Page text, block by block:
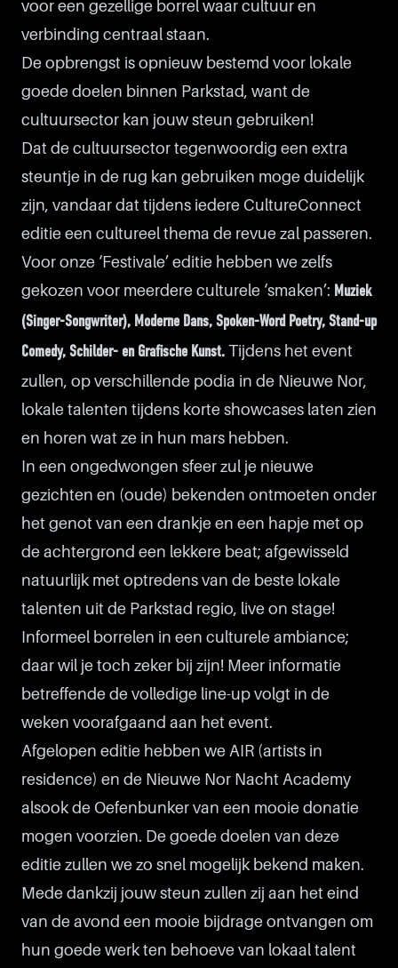
voor een gezellige borrel waar cultuur en
verbinding centraal staan.
De opbrengst is opnieuw bestemd voor lokale
goede doelen binnen Parkstad, want de
cultuursector kan jouw steun gebruiken!
Dat de cultuursector tegenwoordig een extra
steuntje in de rug kan gebruiken moge duidelijk
zijn, vandaar dat tijdens iedere CultureConnect
editie een cultureel thema de revue zal passeren.
Voor onze ‘Festivale’ editie hebben we zelfs
gekozen voor meerdere culturele ‘smaken’: Muziek
(Singer-Songwriter), Moderne Dans, Spoken-Word Poetry, Stand-up
Comedy, Schilder- en Grafische Kunst. Tijdens het event
zullen, op verschillende podia in de Nieuwe Nor,
lokale talenten tijdens korte showcases laten zien
en horen wat ze in hun mars hebben.
In een ongedwongen sfeer zul je nieuwe
gezichten en (oude) bekenden ontmoeten onder
het genot van een drankje en een hapje met op
de achtergrond een lekkere beat; afgewisseld
natuurlijk met optredens van de beste lokale
talenten uit de Parkstad regio, live on stage!
Informeel borrelen in een culturele ambiance;
daar wil je toch zeker bij zijn! Meer informatie
betreffende de volledige line-up volgt in de
weken voorafgaand aan het event.
Afgelopen editie hebben we AIR (artists in
residence) en de Nieuwe Nor Nacht Academy
alsook de Oefenbunker van een mooie donatie
mogen voorzien. De goede doelen van deze
editie zullen we zo snel mogelijk bekend maken.
Mede dankzij jouw steun zullen zij aan het eind
van de avond een mooie bijdrage ontvangen om
hun goede werk ten behoeve van lokaal talent